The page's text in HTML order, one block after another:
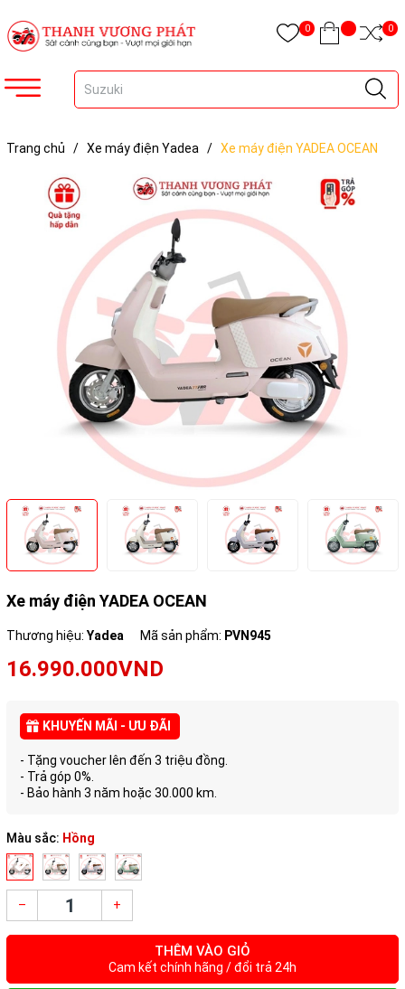
0 0
Trang chủ / Xe máy điện Yadea / Xe máy điện YADEA OCEAN
Xe máy điện YADEA OCEAN
Thương hiệu: Yadea Mã sản phẩm: PVN945
16.990.000VND
KHUYẾN MÃI - ƯU ĐÃI
- Tặng voucher lên đến 3 triệu đồng.
- Trả góp 0%.
- Bảo hành 3 năm hoặc 30.000 km.
Màu sắc: Hồng
– +
THÊM VÀO GIỎ
Cam kết chính hãng / đổi trả 24h